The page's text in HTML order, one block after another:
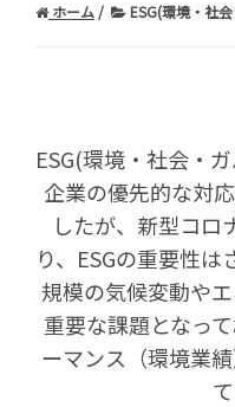
ホーム ESG(環境・社
ESG(環境・社会・
企業の優先的な対
したが、新型コロ
り、ESGの重要性
規模の気候変動や
重要な課題となっ
ーマンス（環境業